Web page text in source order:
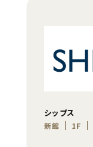
シップス
新館 1F